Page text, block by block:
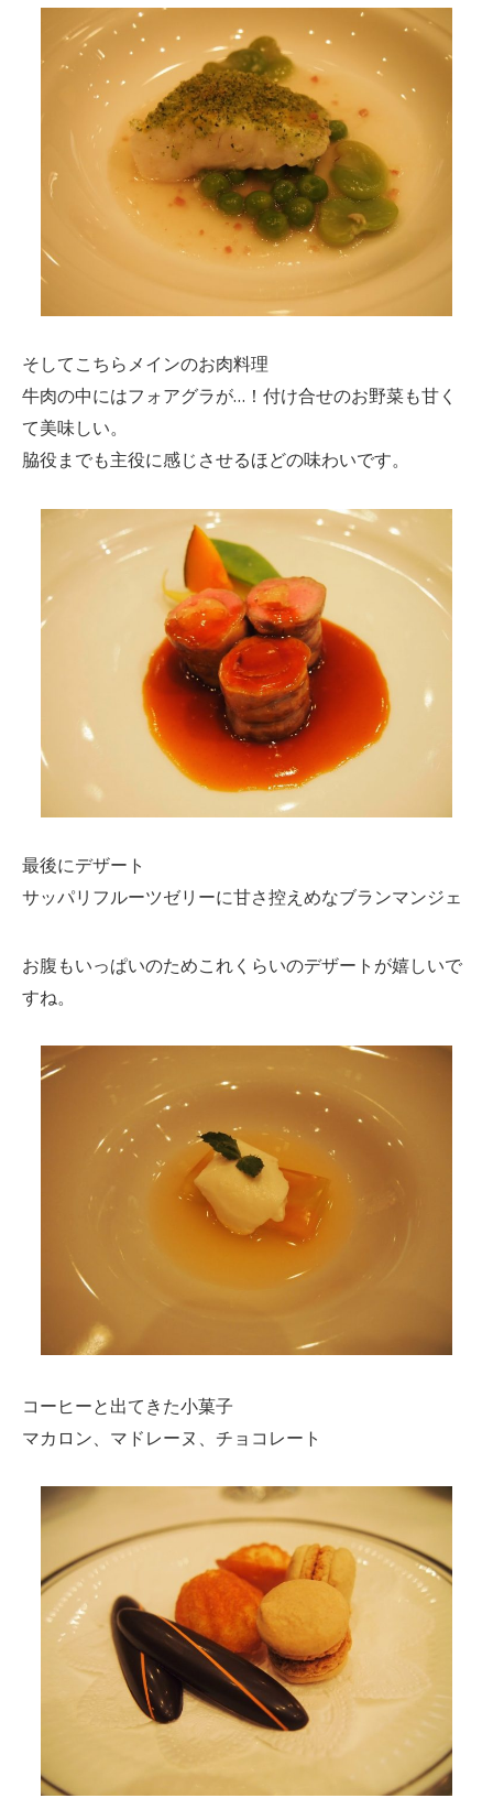
そしてこちらメインのお肉料理
牛肉の中にはフォアグラが…！付け合せのお野菜も甘く
て美味しい。
脇役までも主役に感じさせるほどの味わいです。
最後にデザート
サッパリフルーツゼリーに甘さ控えめなブランマンジェ
お腹もいっぱいのためこれくらいのデザートが嬉しいで
すね。
コーヒーと出てきた小菓子
マカロン、マドレーヌ、チョコレート